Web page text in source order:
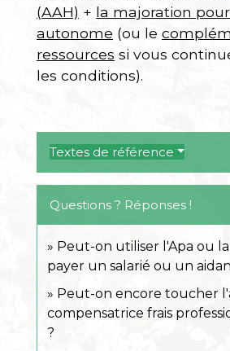
(AAH) + la majoration
autonome (ou le
ressources si vous
les conditions).
Textes de référence
Questions ? Réponses !
Peut-on utiliser l'Apa ou
payer un salarié ou un
Peut-on encore toucher
compensatrice frais
?